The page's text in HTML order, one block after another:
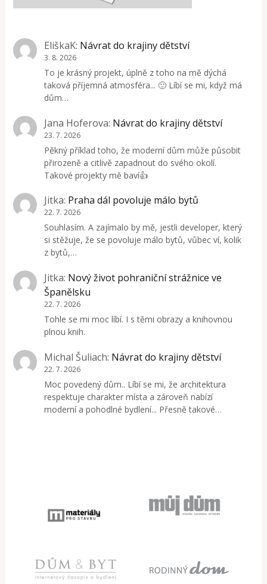
EliškaK: Návrat do krajiny dětství
3. 8. 2026
To je krásný projekt, úplně z toho na mě dýchá
taková příjemná atmosféra... 🙂 Líbí se mi, když má
dům…
Jana Hoferova: Návrat do krajiny dětství
23. 7. 2026
Pěkný příklad toho, že moderní dům může působit
přirozeně a citlivě zapadnout do svého okolí.
Takové projekty mě baví👍
Jitka: Praha dál povoluje málo bytů
22. 7. 2026
Souhlasím. A zajímalo by mě, jestli developer, který
si stěžuje, že se povoluje málo bytů, vůbec ví, kolik
z bytů,…
Jitka: Nový život pohraniční strážnice ve
Španělsku
22. 7. 2026
Tohle se mi moc líbí. I s těmi obrazy a knihovnou
plnou knih.
Michal Šuliach: Návrat do krajiny dětství
22. 7. 2026
Moc povedený dům.. Líbí se mi, že architektura
respektuje charakter místa a zároveň nabízí
moderní a pohodlné bydlení... Přesně takové…